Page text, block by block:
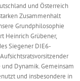
und Österreich
Zusammenhalt
Grundphilosophie
Heinrich Grübener,
Siegener DIE6-
Dynamik. Gemeinsam
und insbesondere in